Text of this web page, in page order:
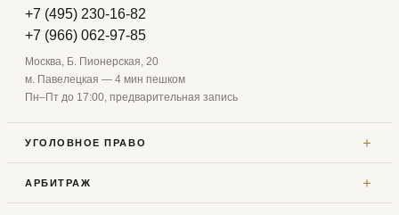
+7 (495) 230-16-82
+7 (966) 062-97-85
Москва, Б. Пионерская, 20
м. Павелецкая — 4 мин пешком
Пн–Пт до 17:00, предварительная запись
УГОЛОВНОЕ ПРАВО ＋
АРБИТРАЖ ＋